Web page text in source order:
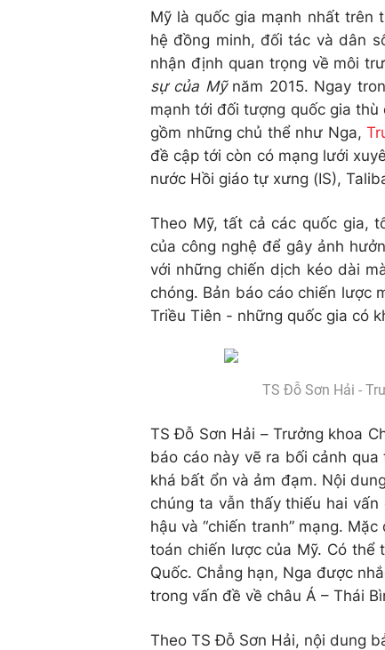
Mỹ là quốc gia mạnh nhất trên
hệ đồng minh, đối tác và dân
nhận định quan trọng về môi
sự của Mỹ năm 2015. Ngay
mạnh tới đối tượng quốc gia
gồm những chủ thể như Nga,
đề cập tới còn có mạng lưới
nước Hồi giáo tự xưng (IS),
Theo Mỹ, tất cả các quốc gia,
của công nghệ để gây ảnh
với những chiến dịch kéo dài
chóng. Bản báo cáo chiến lược
Triều Tiên - những quốc gia có
TS Đỗ Sơn Hải -
TS Đỗ Sơn Hải – Trưởng khoa
báo cáo này vẽ ra bối cảnh
khá bất ổn và ảm đạm. Nội
chúng ta vẫn thấy thiếu hai
hậu và “chiến tranh” mạng.
toán chiến lược của Mỹ. Có thể
Quốc. Chẳng hạn, Nga được
trong vấn đề về châu Á – Thái
Theo TS Đỗ Sơn Hải, nội dung